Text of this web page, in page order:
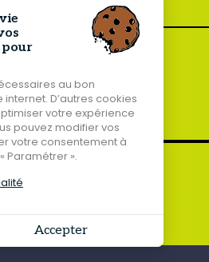
L'Agenda
au bon
D’autres cookies
votre expérience
pouvez modifier vos
votre consentement à
Paramétrer ».
Accepter